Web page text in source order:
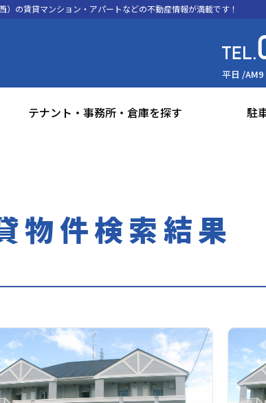
の賃貸マンション・アパートなどの不動産情報が満載です！
平日 /AM9
テナント・事務所・倉庫を探す 駐
物件検索結果